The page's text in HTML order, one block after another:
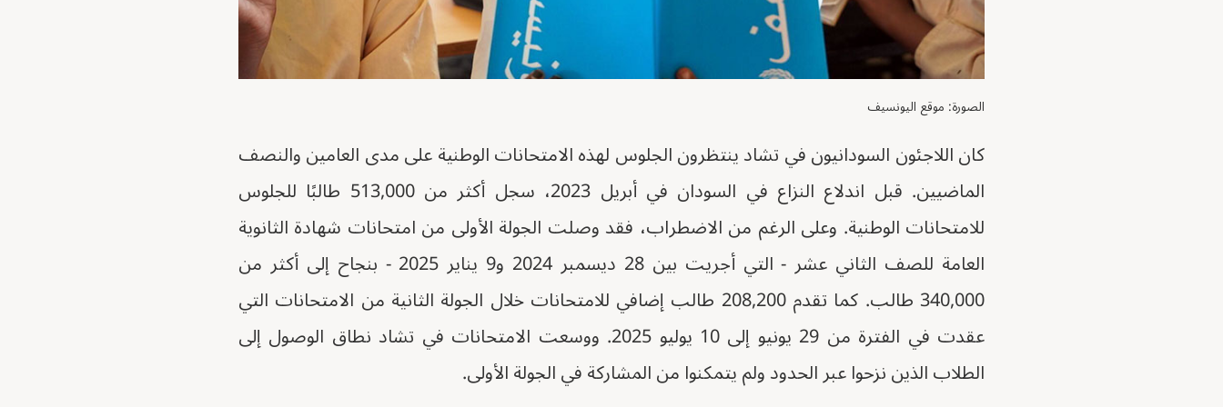
الصورة: موقع اليونسيف
كان اللاجئون السودانيون في تشاد ينتظرون الجلوس لهذه الامتحانات الوطنية على مدى العامين والنصف
الماضيين. قبل اندلاع النزاع في السودان في أبريل 2023، سجل أكثر من 513,000 طالبًا للجلوس
للامتحانات الوطنية. وعلى الرغم من الاضطراب، فقد وصلت الجولة الأولى من امتحانات شهادة الثانوية
العامة للصف الثاني عشر - التي أجريت بين 28 ديسمبر 2024 و9 يناير 2025 - بنجاح إلى أكثر من
340,000 طالب. كما تقدم 208,200 طالب إضافي للامتحانات خلال الجولة الثانية من الامتحانات التي
عقدت في الفترة من 29 يونيو إلى 10 يوليو 2025. ووسعت الامتحانات في تشاد نطاق الوصول إلى
الطلاب الذين نزحوا عبر الحدود ولم يتمكنوا من المشاركة في الجولة الأولى.